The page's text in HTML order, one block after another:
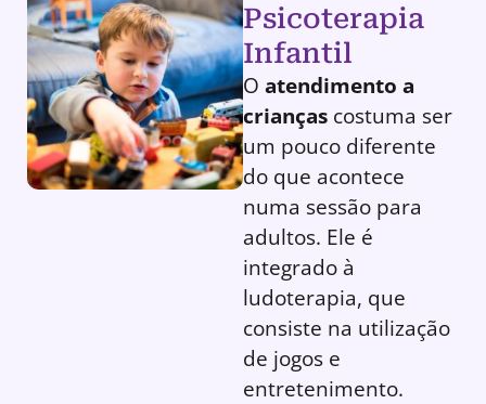
Psicoterapia
Infantil
O atendimento a
crianças costuma ser
um pouco diferente
do que acontece
numa sessão para
adultos. Ele é
integrado à
ludoterapia, que
consiste na utilização
de jogos e
entretenimento.